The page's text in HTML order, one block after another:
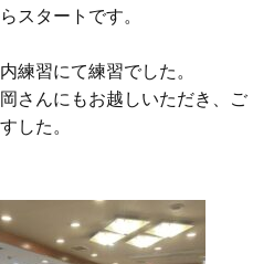
スタートです。
練習にて練習でした。
さんにもお越しいただき、ご
した。